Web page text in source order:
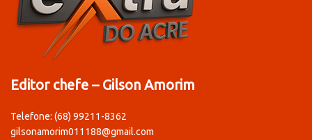
Editor chefe – Gilson Amorim
Telefone: (68) 99211-8362
gilsonamorim011188@gmail.com